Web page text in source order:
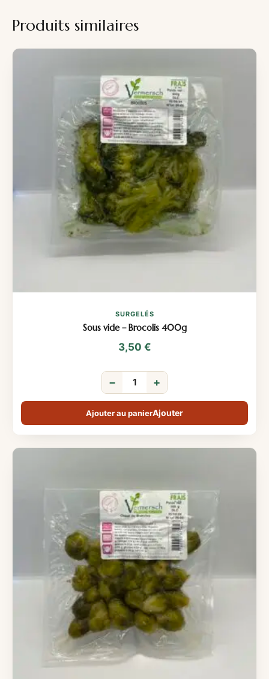
Produits similaires
SURGELÉS
Sous vide – Brocolis 400g
3,50 €
− +
Ajouter au panier